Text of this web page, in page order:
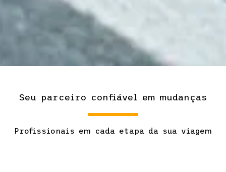
Seu parceiro confiável em mudanças
Profissionais em cada etapa da sua viagem